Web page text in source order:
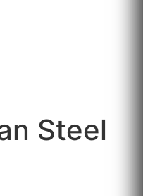
Steel